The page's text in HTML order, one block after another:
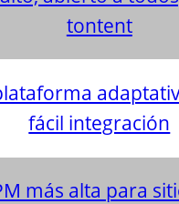
tontent
fácil integración
más alta para